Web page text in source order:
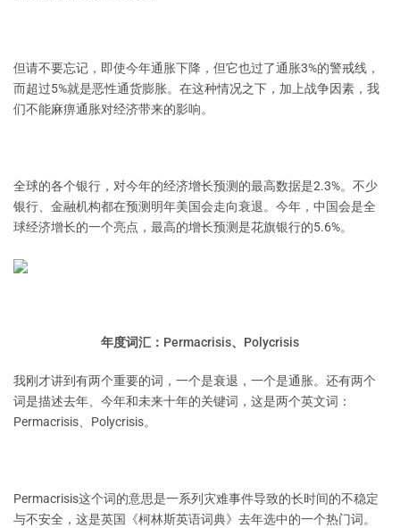
但请不要忘记，即使今年通胀下降，但它也过了通胀3%的警戒线，
而超过5%就是恶性通货膨胀。在这种情况之下，加上战争因素，我
们不能麻痹通胀对经济带来的影响。
全球的各个银行，对今年的经济增长预测的最高数据是2.3%。不少
银行、金融机构都在预测明年美国会走向衰退。今年，中国会是全
球经济增长的一个亮点，最高的增长预测是花旗银行的5.6%。
年度词汇：Permacrisis、Polycrisis
我刚才讲到有两个重要的词，一个是衰退，一个是通胀。还有两个
词是描述去年、今年和未来十年的关键词，这是两个英文词：
Permacrisis、Polycrisis。
Permacrisis这个词的意思是一系列灾难事件导致的长时间的不稳定
与不安全，这是英国《柯林斯英语词典》去年选中的一个热门词。